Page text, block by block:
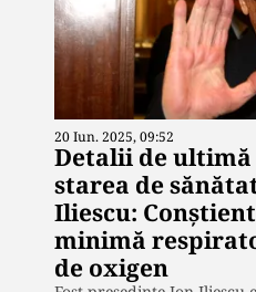
20 Iun. 2025, 09:52
Detalii de ultimă
starea de
Iliescu:
minimă
de oxigen